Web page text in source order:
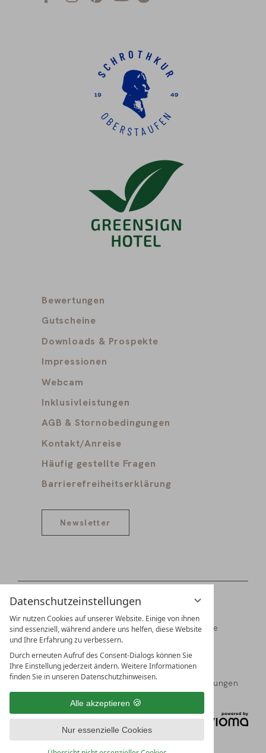
Datenschutzeinstellungen
Wir nutzen Cookies auf unserer Website. Einige von ihnen
sind essenziell, während andere uns helfen, diese Website
und Ihre Erfahrung zu verbessern.
Durch erneuten Aufruf des Consent-Dialogs können Sie
Ihre Einstellung jederzeit ändern. Weitere Informationen
finden Sie in unseren Datenschutzhinweisen.
Alle akzeptieren
Nur essenzielle Cookies
Bewertungen
Gutscheine
Downloads & Prospekte
Impressionen
Webcam
Inklusivleistungen
AGB & Stornobedingungen
Kontakt/Anreise
Häufig gestellte Fragen
Barrierefreiheitserklärung
Newsletter
Digitale GästemappeJobsPartnerPresse
Familien Schädler & Burkhart
Datenschutzeinstellungen